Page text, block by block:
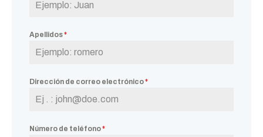
Apellidos*
Dirección de correo electrónico*
Número de teléfono*